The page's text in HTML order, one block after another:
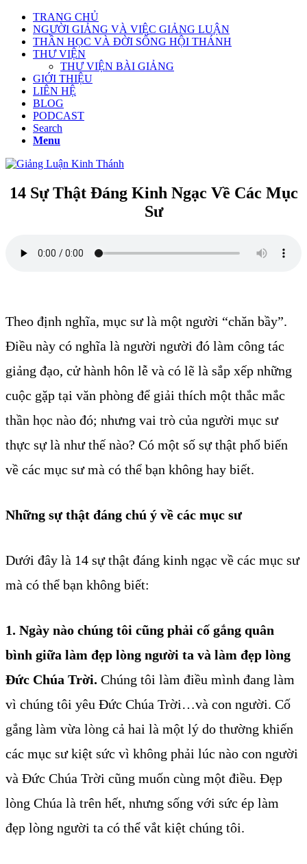
TRANG CHỦ
NGƯỜI GIẢNG VÀ VIỆC GIẢNG LUẬN
THẦN HỌC VÀ ĐỜI SỐNG HỘI THÁNH
THƯ VIỆN
THƯ VIỆN BÀI GIẢNG
GIỚI THIỆU
LIÊN HỆ
BLOG
PODCAST
Search
Menu
14 Sự Thật Đáng Kinh Ngạc Về Các Mục
Sư
Theo định nghĩa, mục sư là một người “chăn bầy”.
Điều này có nghĩa là người người đó làm công tác
giảng đạo, cử hành hôn lễ và có lẽ là sắp xếp những
cuộc gặp tại văn phòng để giải thích một thắc mắc
thần học nào đó; nhưng vai trò của người mục sư
thực sự là như thế nào? Có một số sự thật phổ biến
về các mục sư mà có thể bạn không hay biết.
Những sự thật đáng chú ý về các mục sư
Dưới đây là 14 sự thật đáng kinh ngạc về các mục sư
mà có thể bạn không biết:
1. Ngày nào chúng tôi cũng phải cố gắng quân
bình giữa làm đẹp lòng người ta và làm đẹp lòng
Đức Chúa Trời. Chúng tôi làm điều mình đang làm
vì chúng tôi yêu Đức Chúa Trời…và con người. Cố
gắng làm vừa lòng cả hai là một lý do thường khiến
các mục sư kiệt sức vì không phải lúc nào con người
và Đức Chúa Trời cũng muốn cùng một điều. Đẹp
lòng Chúa là trên hết, nhưng sống với sức ép làm
đẹp lòng người ta có thể vắt kiệt chúng tôi.